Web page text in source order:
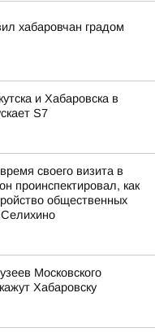
хабаровчан градом
и Хабаровска в
S7
своего визита в
проинспектировал, как
общественных
Селихино
Московского
Хабаровску